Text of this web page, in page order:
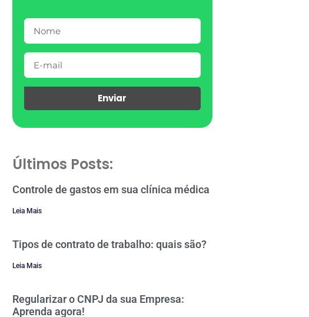
Enviar
Últimos Posts:
Controle de gastos em sua clínica médica
Leia Mais
Tipos de contrato de trabalho: quais são?
Leia Mais
Regularizar o CNPJ da sua Empresa:
Aprenda agora!